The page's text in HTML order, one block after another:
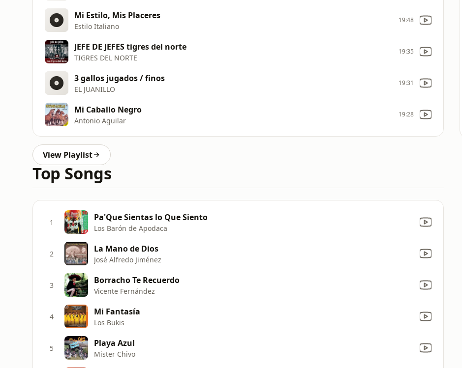
Mi Estilo, Mis Placeres
Estilo Italiano
19:48
JEFE DE JEFES tigres del norte
TIGRES DEL NORTE
19:35
3 gallos jugados / finos
EL JUANILLO
19:31
Mi Caballo Negro
Antonio Aguilar
19:28
View Playlist
Top Songs
1 Pa'Que Sientas lo Que Siento
Los Barón de Apodaca
2 La Mano de Dios
José Alfredo Jiménez
3 Borracho Te Recuerdo
Vicente Fernández
4 Mi Fantasía
Los Bukis
5 Playa Azul
Mister Chivo